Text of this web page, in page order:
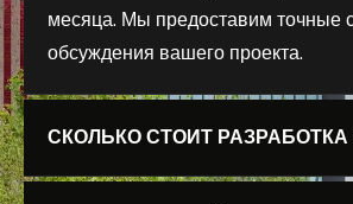
месяца. Мы предоставим точные
обсуждения вашего проекта.
СКОЛЬКО СТОИТ РАЗРАБОТКА